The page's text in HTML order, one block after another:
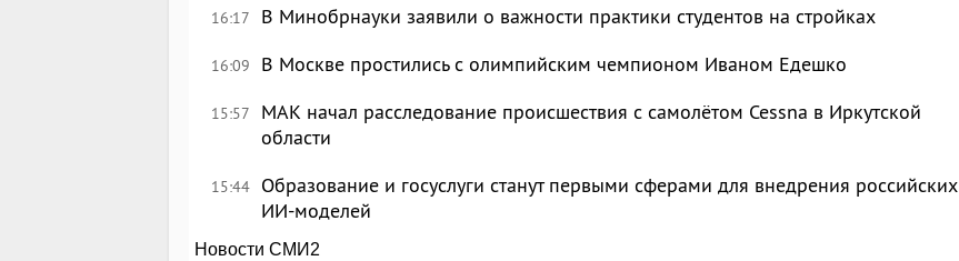
16:17 В Минобрнауки заявили о важности практики студентов на стройках
16:09 В Москве простились с олимпийским чемпионом Иваном Едешко
15:57
МАК начал расследование происшествия с самолётом Cessna в Иркутской
области
15:44 Образование и госуслуги станут первыми сферами для внедрения российских
ИИ-моделей
Новости СМИ2